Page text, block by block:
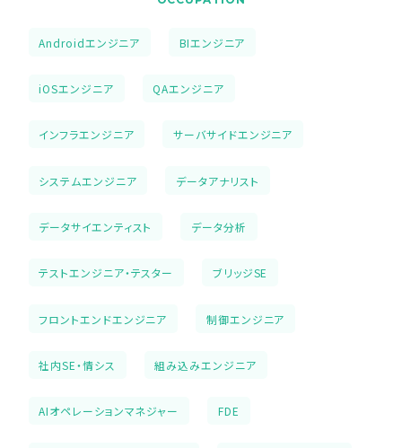
Androidエンジニア BIエンジニア
iOSエンジニア QAエンジニア
インフラエンジニア サーバサイドエンジニア
システムエンジニア データアナリスト
データサイエンティスト データ分析
テストエンジニア・テスター ブリッジSE
フロントエンドエンジニア 制御エンジニア
社内SE・情シス 組み込みエンジニア
AIオペレーションマネジャー FDE